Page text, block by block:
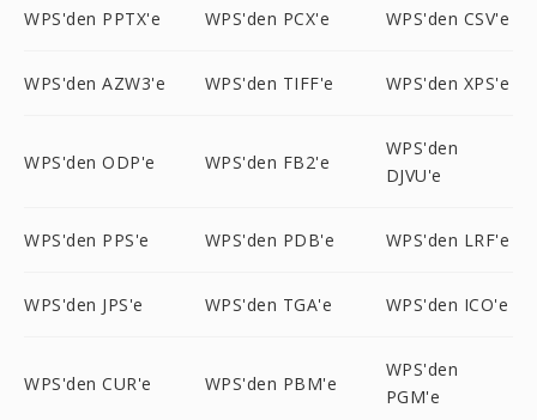
WPS'den PPTX'e WPS'den PCX'e WPS'den CSV'e
WPS'den AZW3'e WPS'den TIFF'e WPS'den XPS'e
WPS'den ODP'e WPS'den FB2'e
WPS'den
DJVU'e
WPS'den PPS'e WPS'den PDB'e WPS'den LRF'e
WPS'den JPS'e WPS'den TGA'e WPS'den ICO'e
WPS'den CUR'e WPS'den PBM'e
WPS'den
PGM'e